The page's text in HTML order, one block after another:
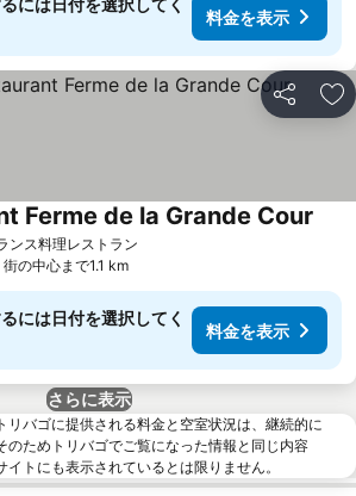
には日付を選択してく
料金を表示
シェア お
ンス料理レストラン
Ferme de la Grande Cour
街の中心まで1.1 km
には日付を選択してく
料金を表示
さらに表示
リバゴに提供される料金と空室状況は、継続的に
のためトリバゴでご覧になった情報と同じ内容
トにも表示されているとは限りません。